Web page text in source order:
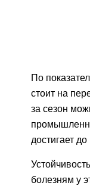
По
стоит на
за сезон
достигает
болезням у